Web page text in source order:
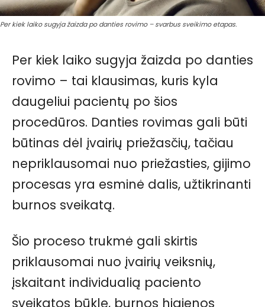
Per kiek laiko sugyja žaizda po danties rovimo – svarbus sveikimo etapas.
Per kiek laiko sugyja žaizda po danties
rovimo – tai klausimas, kuris kyla
daugeliui pacientų po šios
procedūros. Danties rovimas gali būti
būtinas dėl įvairių priežasčių, tačiau
nepriklausomai nuo priežasties, gijimo
procesas yra esminė dalis, užtikrinanti
burnos sveikatą.
Šio proceso trukmė gali skirtis
priklausomai nuo įvairių veiksnių,
įskaitant individualią paciento
sveikatos būklę, burnos higienos